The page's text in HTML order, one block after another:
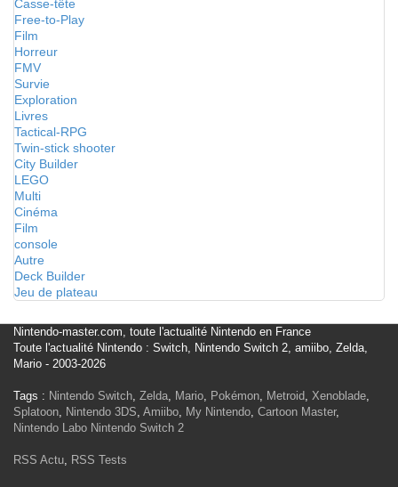
Casse-tête
Free-to-Play
Film
Horreur
FMV
Survie
Exploration
Livres
Tactical-RPG
Twin-stick shooter
City Builder
LEGO
Multi
Cinéma
Film
console
Autre
Deck Builder
Jeu de plateau
Nintendo-master.com, toute l'actualité Nintendo en France
Toute l'actualité Nintendo : Switch, Nintendo Switch 2, amiibo, Zelda,
Mario - 2003-2026
Tags : Nintendo Switch, Zelda, Mario, Pokémon, Metroid, Xenoblade,
Splatoon, Nintendo 3DS, Amiibo, My Nintendo, Cartoon Master,
Nintendo Labo Nintendo Switch 2
RSS Actu, RSS Tests